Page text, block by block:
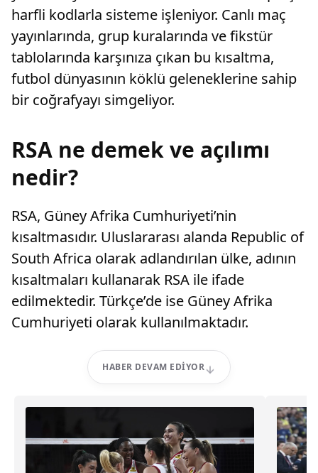
harfli kodlarla sisteme işleniyor. Canlı maç
yayınlarında, grup kuralarında ve fikstür
tablolarında karşınıza çıkan bu kısaltma,
futbol dünyasının köklü geleneklerine sahip
bir coğrafyayı simgeliyor.
RSA ne demek ve açılımı
nedir?
RSA, Güney Afrika Cumhuriyeti’nin
kısaltmasıdır. Uluslararası alanda Republic of
South Africa olarak adlandırılan ülke, adının
kısaltmaları kullanarak RSA ile ifade
edilmektedir. Türkçe’de ise Güney Afrika
Cumhuriyeti olarak kullanılmaktadır.
HABER DEVAM EDIYOR